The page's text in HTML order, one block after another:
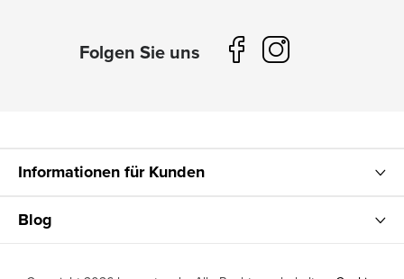
Informationen für Kunden
Blog